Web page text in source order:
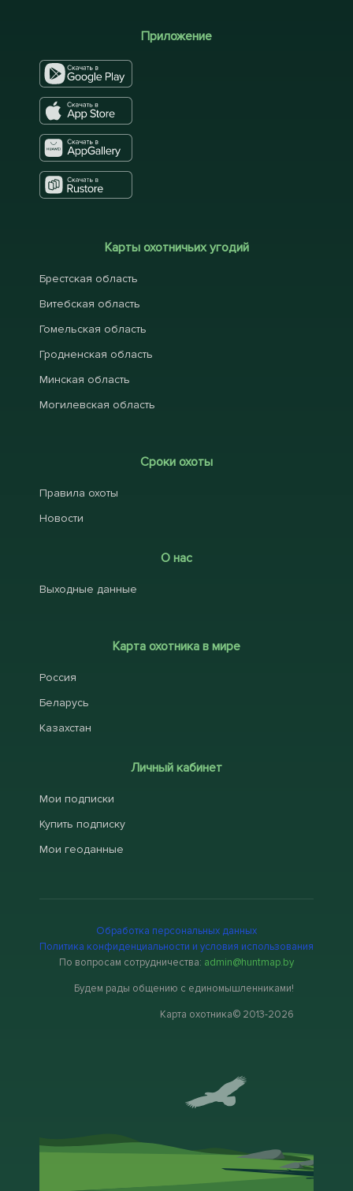
Приложение
Карты охотничьих угодий
Брестская область
Витебская область
Гомельская область
Гродненская область
Минская область
Могилевская область
Сроки охоты
Правила охоты
Новости
О нас
Выходные данные
Карта охотника в мире
Россия
Беларусь
Казахстан
Личный кабинет
Мои подписки
Купить подписку
Мои геоданные
Обработка персональных данных
Политика конфиденциальности и условия использования
По вопросам сотрудничества: admin@huntmap.by
Будем рады общению с единомышленниками!
Карта охотника© 2013-2026